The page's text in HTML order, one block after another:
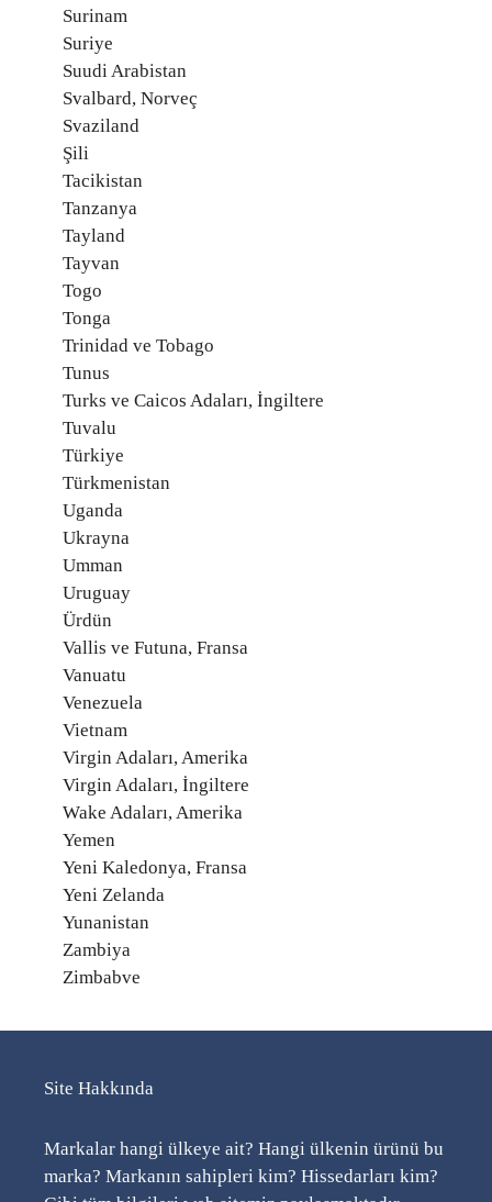
Surinam
Suriye
Suudi Arabistan
Svalbard, Norveç
Svaziland
Şili
Tacikistan
Tanzanya
Tayland
Tayvan
Togo
Tonga
Trinidad ve Tobago
Tunus
Turks ve Caicos Adaları, İngiltere
Tuvalu
Türkiye
Türkmenistan
Uganda
Ukrayna
Umman
Uruguay
Ürdün
Vallis ve Futuna, Fransa
Vanuatu
Venezuela
Vietnam
Virgin Adaları, Amerika
Virgin Adaları, İngiltere
Wake Adaları, Amerika
Yemen
Yeni Kaledonya, Fransa
Yeni Zelanda
Yunanistan
Zambiya
Zimbabve
Site Hakkında
Markalar hangi ülkeye ait? Hangi ülkenin ürünü bu
marka? Markanın sahipleri kim? Hissedarları kim?